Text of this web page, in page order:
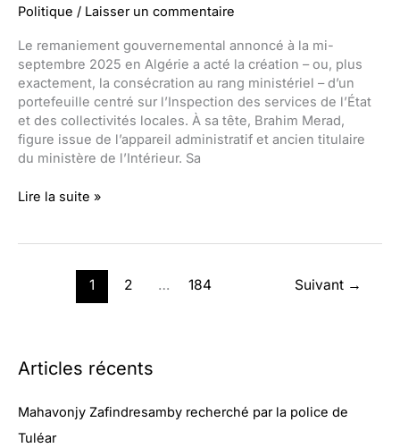
Politique / Laisser un commentaire
Le remaniement gouvernemental annoncé à la mi-
septembre 2025 en Algérie a acté la création – ou, plus
exactement, la consécration au rang ministériel – d’un
portefeuille centré sur l’Inspection des services de l’État
et des collectivités locales. À sa tête, Brahim Merad,
figure issue de l’appareil administratif et ancien titulaire
du ministère de l’Intérieur. Sa
Qui
Lire la suite »
1 2 … 184 Suivant →
Articles récents
Mahavonjy Zafindresamby recherché par la police de
Tuléar